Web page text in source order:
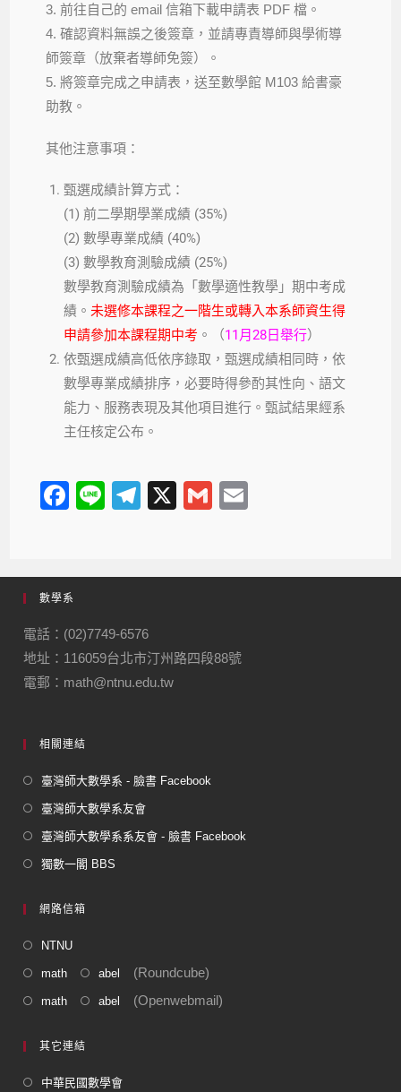
3. 前往自己的 email 信箱下載申請表 PDF 檔。
4. 確認資料無誤之後簽章，並請專責導師與學術導
師簽章（放棄者導師免簽）。
5. 將簽章完成之申請表，送至數學館 M103 給書豪
助教。
其他注意事項：
甄選成績計算方式：
(1) 前二學期學業成績 (35%)
(2) 數學專業成績 (40%)
(3) 數學教育測驗成績 (25%)
數學教育測驗成績為「數學適性教學」期中考成
績。 未選修本課程之一階生或轉入本系師資生得
申請參加本課程期中考 。（11月28日舉行）
依甄選成績高低依序錄取，甄選成績相同時，依
數學專業成績排序，必要時得參酌其性向、語文
能力、服務表現及其他項目進行。甄試結果經系
主任核定公布。
F
e
b
o
o
k
Li
T
gr
m
X
G
數學系
電話：(02)7749-6576
地址：116059台北市汀州路四段88號
電郵：math@ntnu.edu.tw
相關連結
臺灣師大數學系 - 臉書 Facebook
臺灣師大數學系友會
臺灣師大數學系系友會 - 臉書 Facebook
獨數一閣 BBS
網路信箱
NTNU
math abel (Roundcube)
math abel (Openwebmail)
其它連結
中華民國數學會